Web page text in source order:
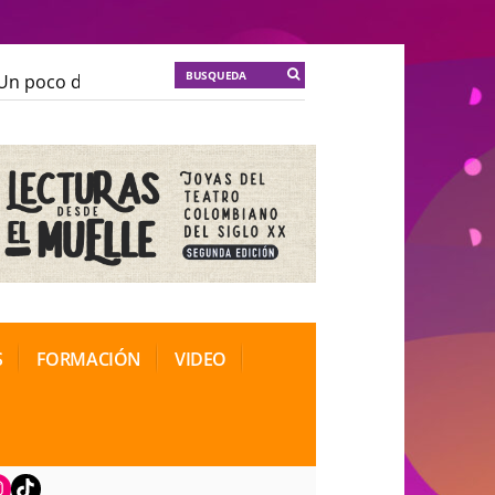
poco de locura para la cordura
Soma
Soma
de Teatro Rosa
FORMACIÓN VIDEO
TikTok